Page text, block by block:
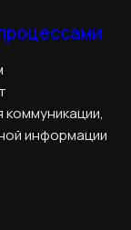
коммуникации,
информации